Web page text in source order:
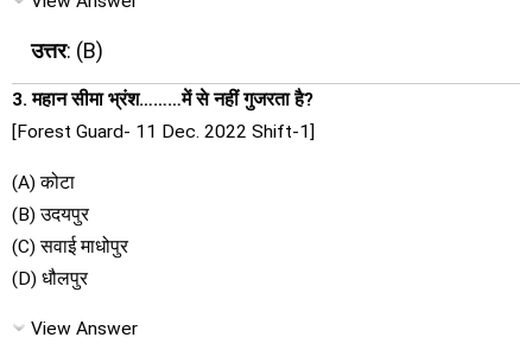
उत्तर: (B)
3. महान सीमा भ्रंश………में से नहीं गुजरता है?
[Forest Guard- 11 Dec. 2022 Shift-1]
(A) कोटा
(B) उदयपुर
(C) सवाई माधोपुर
(D) धौलपुर
View Answer